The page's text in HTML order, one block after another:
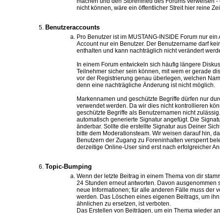
nicht können, wäre ein öffentlicher Streit hier reine
Benutzeraccounts
Pro Benutzer ist im MUSTANG-INSIDE Forum nur
Account nur ein Benutzer. Der Benutzername darf
enthalten und kann nachträglich nicht verändert
In einem Forum entwickeln sich häufig längere
Teilnehmer sicher sein können, mit wem er gerade
vor der Registrierung genau überlegen, welchen
denn eine nachträgliche Änderung ist nicht möglich.
Markennamen und geschützte Begriffe dürfen nur
verwendet werden. Da wir dies nicht kontrollieren
geschützte Begriffe als Benutzernamen nicht
automatisch generierte Signatur angefügt. Die
änderbar. Sollte die erstellte Signatur aus Deiner
bitte dem Moderationsteam. Wir weisen darauf hin,
Benutzern der Zugang zu Foreninhalten versperrt
derzeitige Online-User sind erst nach erfolgreicher
Topic-Bumping
Wenn der letzte Beitrag in einem Thema von dir
24 Stunden erneut antworten. Davon ausgenommen
neue Informationen; für alle anderen Fälle muss der
werden. Das Löschen eines eigenen Beitrags, um
ähnlichen zu ersetzen, ist verboten.
Das Erstellen von Beiträgen, um ein Thema wieder